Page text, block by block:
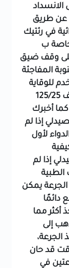
الانسداد
عن طريق
في رئتيك
ب
وقف ضيق
المفاجئة
للوقاية
كيفية استخدام كومبيويف 125/25
كما أخبرك
إذا لم
لأول
إذا لم
يمكن
دائمًا
أكثر مما
إلى
الجرعة،
قد حان
في